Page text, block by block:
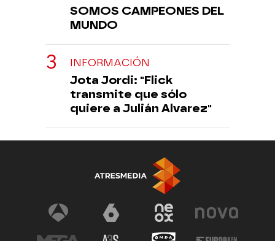
SOMOS CAMPEONES DEL
MUNDO
INFORMACIÓN
Jota Jordi: "Flick
transmite que sólo
quiere a Julián Alvarez"